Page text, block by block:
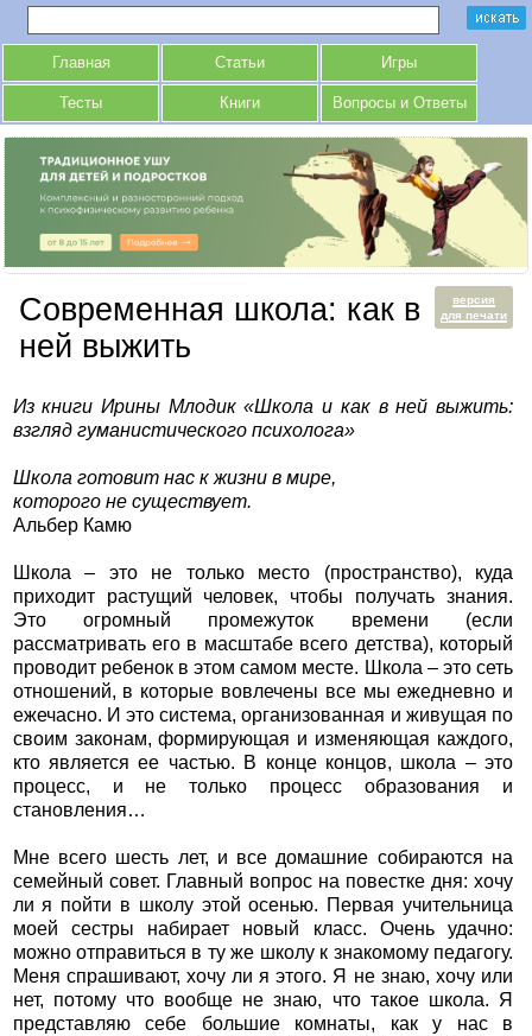
Главная Статьи Игры
Тесты Книги Вопросы и Ответы
версия
для печати
Современная школа: как в
ней выжить
Из книги Ирины Млодик «Школа и как в ней выжить:
взгляд гуманистического психолога»
Школа готовит нас к жизни в мире,
которого не существует.
Альбер Камю
Школа – это не только место (пространство), куда
приходит растущий человек, чтобы получать знания.
Это огромный промежуток времени (если
рассматривать его в масштабе всего детства), который
проводит ребенок в этом самом месте. Школа – это сеть
отношений, в которые вовлечены все мы ежедневно и
ежечасно. И это система, организованная и живущая по
своим законам, формирующая и изменяющая каждого,
кто является ее частью. В конце концов, школа – это
процесс, и не только процесс образования и
становления…
Мне всего шесть лет, и все домашние собираются на
семейный совет. Главный вопрос на повестке дня: хочу
ли я пойти в школу этой осенью. Первая учительница
моей сестры набирает новый класс. Очень удачно:
можно отправиться в ту же школу к знакомому педагогу.
Меня спрашивают, хочу ли я этого. Я не знаю, хочу или
нет, потому что вообще не знаю, что такое школа. Я
представляю себе большие комнаты, как у нас в